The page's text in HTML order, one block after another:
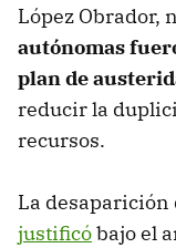
López Obrador,
autónomas
plan de
reducir la
recursos.
La desaparición
justificóbajo el